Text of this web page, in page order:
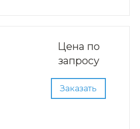
Цена по
запросу
Заказать